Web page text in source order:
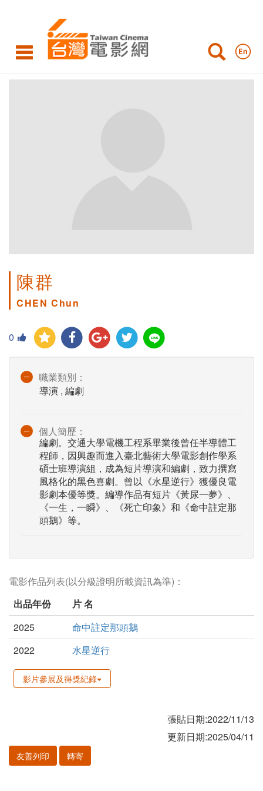
陳群
CHEN Chun
0
職業類別：
導演 , 編劇
個人簡歷：
編劇。交通大學電機工程系畢業後曾任半導體工
程師，因興趣而進入臺北藝術大學電影創作學系
碩士班導演組，成為短片導演和編劇，致力撰寫
風格化的黑色喜劇。曾以《水星逆行》獲優良電
影劇本優等獎。編導作品有短片《黃尿一夢》、
《一生，一瞬》、《死亡印象》和《命中註定那
頭鵝》等。
電影作品列表(以分級證明所載資訊為準)：
出品年份
片 名
2025
命中註定那頭鵝
2022
水星逆行
影片參展及得獎紀錄
張貼日期:2022/11/13
更新日期:2025/04/11
友善列印 轉寄